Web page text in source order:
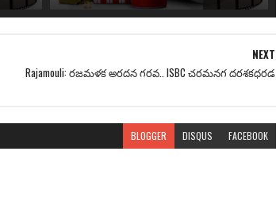
NEXT
Rajamouli: రజమళక అరదన గరవ.. ISBC చరమనగ దరశకధరడ
BLOGGER DISQUS FACEBOOK